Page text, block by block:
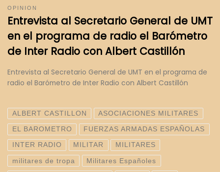
OPINION
Entrevista al Secretario General de UMT
en el programa de radio el Barómetro
de Inter Radio con Albert Castillón
Entrevista al Secretario General de UMT en el programa de
radio el Barómetro de Inter Radio con Albert Castillón
ALBERT CASTILLON ASOCIACIONES MILITARES
EL BAROMETRO FUERZAS ARMADAS ESPAÑOLAS
INTER RADIO MILITAR MILITARES
militares de tropa Militares Españoles